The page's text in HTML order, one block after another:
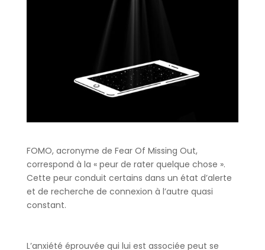
FOMO, acronyme de Fear Of Missing Out,
correspond à la « peur de rater quelque chose ».
Cette peur conduit certains dans un état d’alerte
et de recherche de connexion à l’autre quasi
constant.
L’anxiété éprouvée qui lui est associée peut se